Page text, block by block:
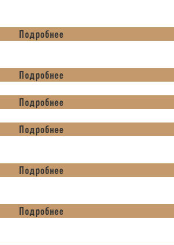
Подробнее
Подробнее
Подробнее
Подробнее
Подробнее
Подробнее